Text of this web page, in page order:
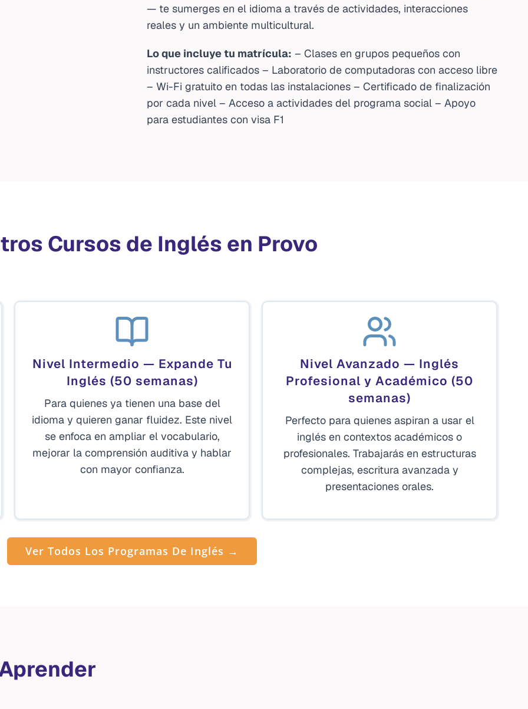
— te sumerges en el idioma a través de actividades, interacciones
reales y un ambiente multicultural.
Lo que incluye tu matrícula: – Clases en grupos pequeños con
instructores calificados – Laboratorio de computadoras con acceso libre
– Wi-Fi gratuito en todas las instalaciones – Certificado de finalización
por cada nivel – Acceso a actividades del programa social – Apoyo
para estudiantes con visa F1
Cursos de Inglés en Provo
Nivel Intermedio — Expande Tu
Inglés (50 semanas)
Para quienes ya tienen una base del
idioma y quieren ganar fluidez. Este nivel
se enfoca en ampliar el vocabulario,
mejorar la comprensión auditiva y hablar
con mayor confianza.
Nivel Avanzado — Inglés
Profesional y Académico (50
semanas)
Perfecto para quienes aspiran a usar el
inglés en contextos académicos o
profesionales. Trabajarás en estructuras
complejas, escritura avanzada y
presentaciones orales.
Ver Todos Los Programas De Inglés →